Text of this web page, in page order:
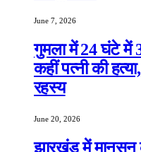
June 7, 2026
गुमला में 24 घंटे में
कहीं पत्नी की
रहस्य
June 20, 2026
झारखंड में मानसून